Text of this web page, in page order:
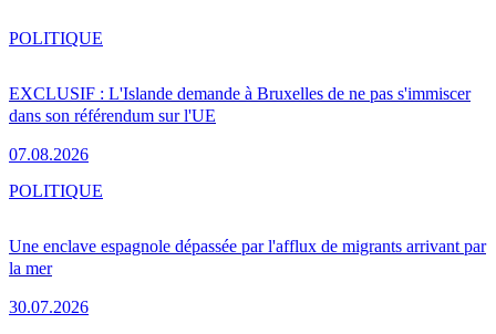
EXCLUSIF : L'Islande demande à Bruxelles de ne pas s'immiscer
dans son référendum sur l'UE
07.08.2026
POLITIQUE
Une enclave espagnole dépassée par l'afflux de migrants arrivant par
la mer
30.07.2026
POLITIQUE